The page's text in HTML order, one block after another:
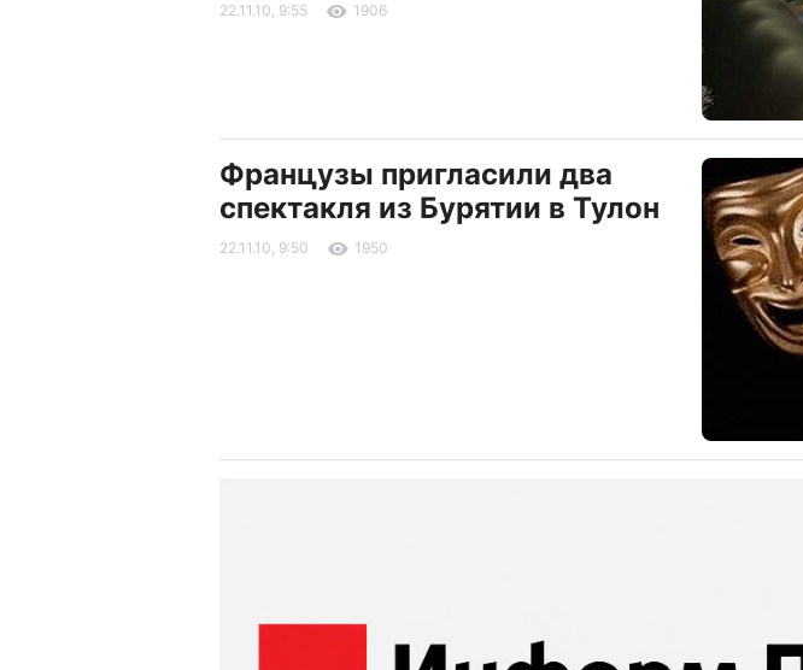
22.11.10, 9:55 1906
Французы пригласили два
спектакля из Бурятии в Тулон
22.11.10, 9:50 1950